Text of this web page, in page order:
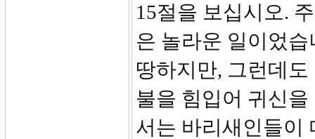
15절을 보십시오.
은 놀라운 일이었
땅하지만, 그런데
불을 힘입어 귀신
서는 바리새인들이